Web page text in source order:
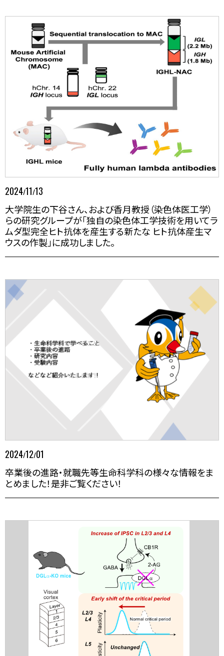
2024/11/13
大学院生の下谷さん、および香月教授（染色体医工学）
らの研究グループが「独自の染色体工学技術を用いてラ
ムダ型完全ヒト抗体を産生する新たな ヒト抗体産生マ
ウスの作製」に成功しました。
2024/12/01
卒業後の進路・就職先等生命科学科の様々な情報をま
とめました！是非ご覧ください！